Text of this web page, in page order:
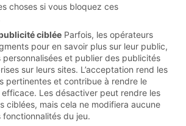
choses si vous bloquez ces
ciblée Parfois, les opérateurs
pour en savoir plus sur leur public,
et publier des publicités
sur leurs sites. L’acceptation rend les
pertinentes et contribue à rendre le
Les désactiver peut rendre les
ciblées, mais cela ne modifiera aucune
du jeu.